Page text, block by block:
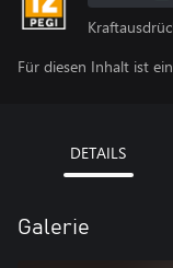
Für diesen Inhalt ist
DETAILS
Galerie